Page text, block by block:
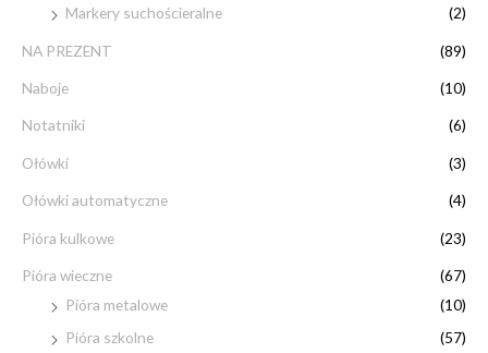
Markery suchościeralne
(2)
NA PREZENT (89)
Naboje (10)
Notatniki (6)
Ołówki (3)
Ołówki automatyczne (4)
Pióra kulkowe (23)
Pióra wieczne
(67)
Pióra metalowe
(10)
Pióra szkolne
(57)